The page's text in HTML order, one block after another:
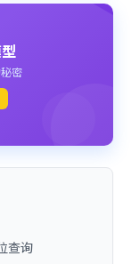
密
查询